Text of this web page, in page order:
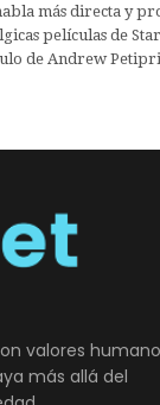
más directa y
películas de
de Andrew
valores
más allá del